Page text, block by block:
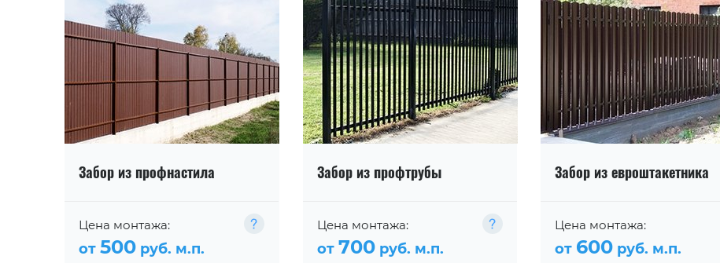
Забор из профнастила
Цена монтажа:
от 500 руб. м.п.
Забор из профтрубы
Цена монтажа:
от 700руб. м.п.
Забор из евроштакетника
Цена монтажа:
от 600 руб. м.п.